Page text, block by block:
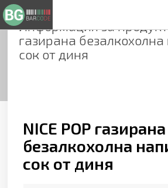
Информация за
газирана
сок от диня
NICE POP газирана
безалкохолна
сок от диня
Общи условия
Декларация за